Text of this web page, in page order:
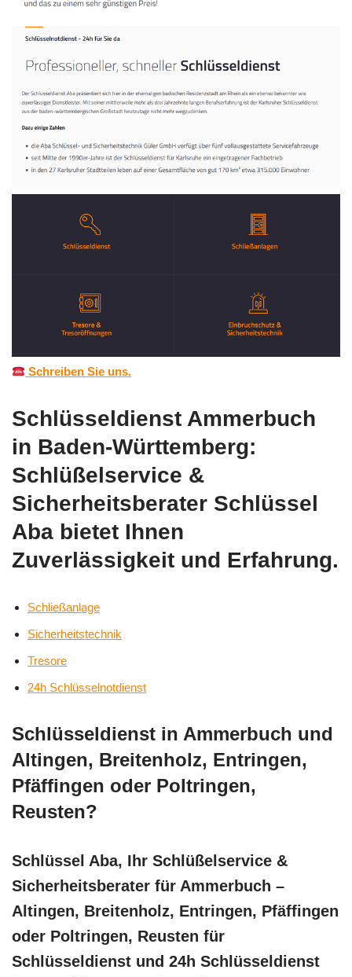
Schreiben Sie uns.
Schlüsseldienst Ammerbuch
in Baden-Württemberg:
Schlüßelservice &
Sicherheitsberater Schlüssel
Aba bietet Ihnen
Zuverlässigkeit und Erfahrung.
Schließanlage
Sicherheitstechnik
Tresore
24h Schlüsselnotdienst
Schlüsseldienst in Ammerbuch und
Altingen, Breitenholz, Entringen,
Pfäffingen oder Poltringen,
Reusten?
Schlüssel Aba, Ihr Schlüßelservice &
Sicherheitsberater für Ammerbuch –
Altingen, Breitenholz, Entringen, Pfäffingen
oder Poltringen, Reusten für
Schlüsseldienst und 24h Schlüsseldienst